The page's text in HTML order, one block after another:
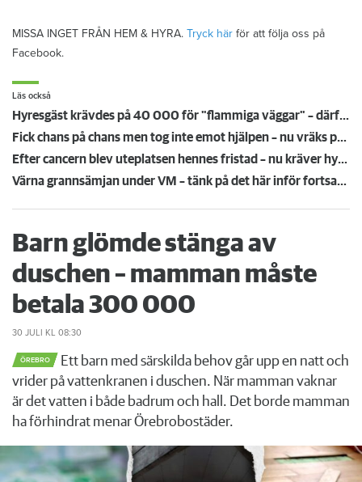
MISSA INGET FRÅN HEM & HYRA. Tryck här för att följa oss på
Facebook.
Läs också
Hyresgäst krävdes på 40 000 för "flammiga väggar" – därför höll inte värdens bevis i rätten
Fick chans på chans men tog inte emot hjälpen – nu vräks paret: ”Tragiskt"
Efter cancern blev uteplatsen hennes fristad – nu kräver hyresvärden att allt rivs
Värna grannsämjan under VM – tänk på det här inför fortsatta nattmatcher
Barn glömde stänga av
duschen – mamman måste
betala 300 000
30 JULI KL 08:30
ÖREBRO
Ett barn med särskilda behov går upp en natt och
vrider på vattenkranen i duschen. När mamman vaknar
är det vatten i både badrum och hall. Det borde mamman
ha förhindrat menar Örebrobostäder.